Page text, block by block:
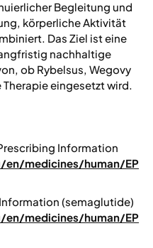
Begleitung und
körperliche Aktivität
Das Ziel ist eine
nachhaltige
ob Rybelsus, Wegovy
eingesetzt wird.
Information
medicines/human/EP
(semaglutide)
medicines/human/EP